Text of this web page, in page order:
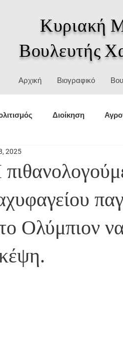
Κυριακή
Βουλευτής
Αρχική Βιογραφικό
Διοίκηση
εξωτερικές υποθέσεις
ΥΜΑΘ Θεσμοί
Ολύμπιον
2025